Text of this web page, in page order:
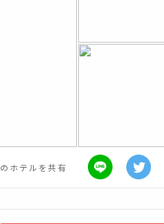
ホテルを共有